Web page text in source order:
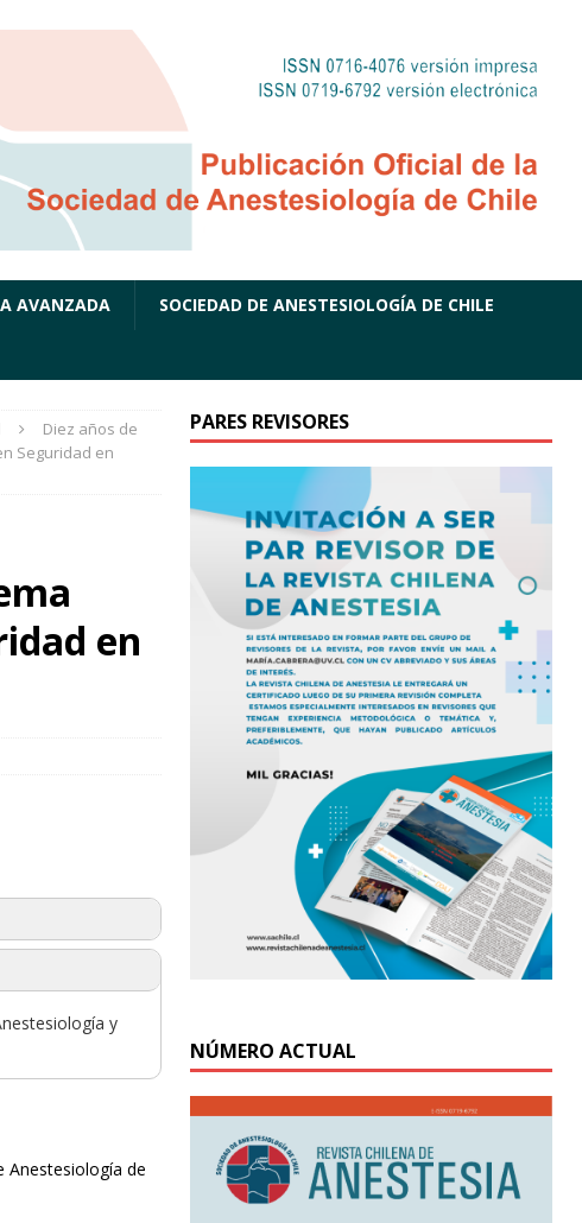
AVANZADA SOCIEDAD DE ANESTESIOLOGÍA DE CHILE
Diez años de
Seguridad en
en
y
Anestesiología de
PARES REVISORES
NÚMERO ACTUAL